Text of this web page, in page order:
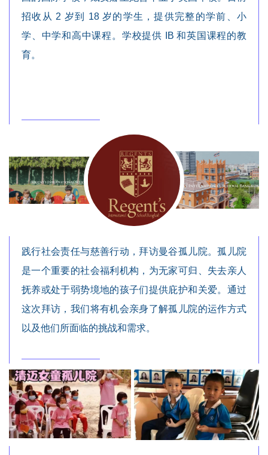
招收从 2 岁到 18 岁的学生，提供完整的学前、小
学、中学和高中课程。学校提供 IB 和英国课程的教
育。
践行社会责任与慈善行动，拜访曼谷孤儿院。孤儿院
是一个重要的社会福利机构，为无家可归、失去亲人
抚养或处于弱势境地的孩子们提供庇护和关爱。通过
这次拜访，我们将有机会亲身了解孤儿院的运作方式
以及他们所面临的挑战和需求。